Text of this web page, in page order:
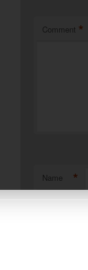
Comment *
Name *